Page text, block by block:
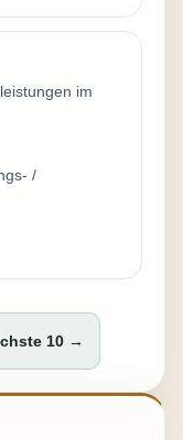
im
/
10 →